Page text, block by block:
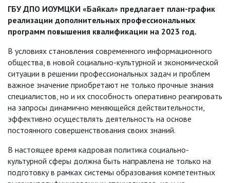
ГБУ ДПО ИОУМЦКИ «Байкал» предлагает план-график
реализации дополнительных профессиональных
программ повышения квалификации на 2023 год.
В условиях становления современного информационного
общества, в новой социально-культурной и экономической
ситуации в решении профессиональных задач и проблем
важное значение приобретают не только прочные знания
специалистов, но и их способность оперативно реагировать
на запросы динамично меняющейся действительности,
эффективно осуществлять деятельность на основе
постоянного совершенствования своих знаний.
В настоящее время кадровая политика социально-
культурной сферы должна быть направлена не только на
подготовку в рамках системы образования компетентных